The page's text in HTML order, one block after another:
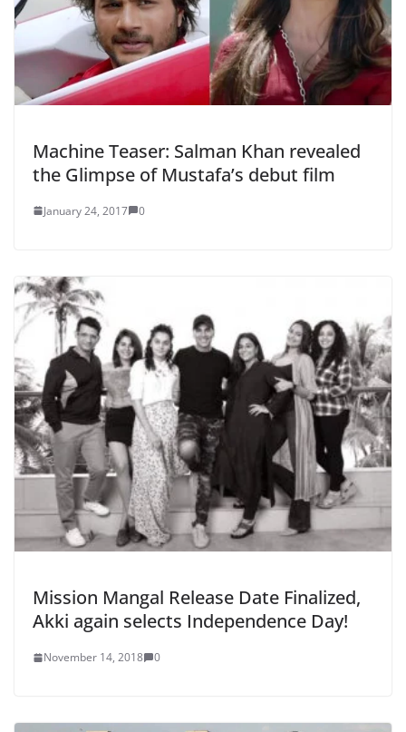
Machine Teaser: Salman Khan revealed
the Glimpse of Mustafa’s debut film
January 24, 2017 0
Mission Mangal Release Date Finalized,
Akki again selects Independence Day!
November 14, 2018 0